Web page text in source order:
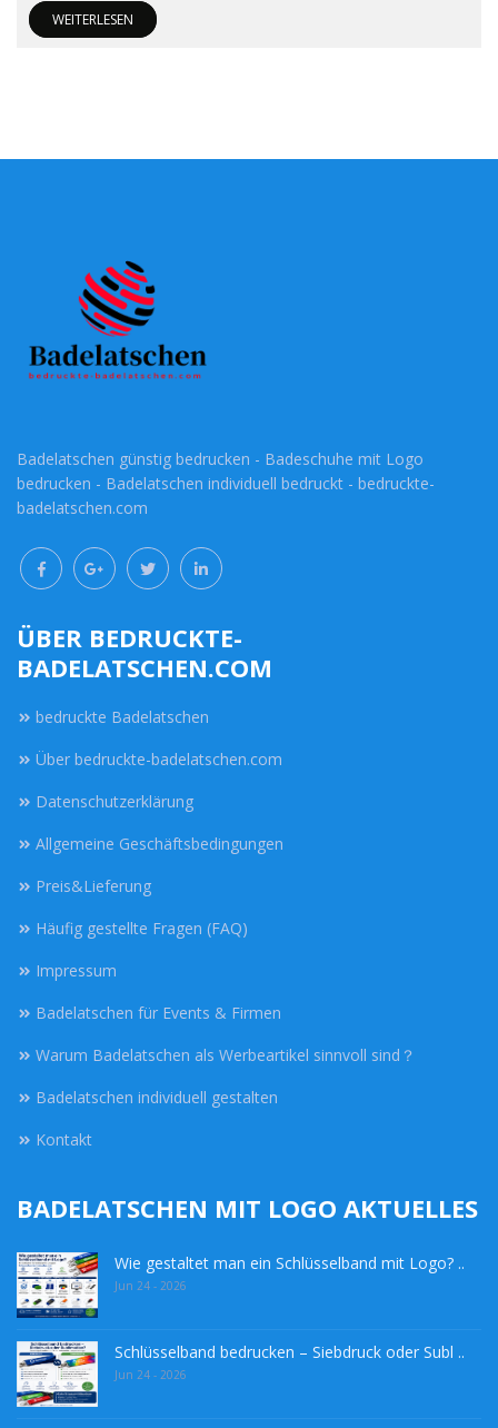
WEITERLESEN
Badelatschen günstig bedrucken - Badeschuhe mit Logo
bedrucken - Badelatschen individuell bedruckt - bedruckte-
badelatschen.com
ÜBER BEDRUCKTE-
BADELATSCHEN.COM
bedruckte Badelatschen
Über bedruckte-badelatschen.com
Datenschutzerklärung
Allgemeine Geschäftsbedingungen
Preis&Lieferung
Häufig gestellte Fragen (FAQ)
Impressum
Badelatschen für Events & Firmen
Warum Badelatschen als Werbeartikel sinnvoll sind？
Badelatschen individuell gestalten
Kontakt
BADELATSCHEN MIT LOGO AKTUELLES
Wie gestaltet man ein Schlüsselband mit Logo? ..
Jun 24 - 2026
Schlüsselband bedrucken – Siebdruck oder Subl ..
Jun 24 - 2026